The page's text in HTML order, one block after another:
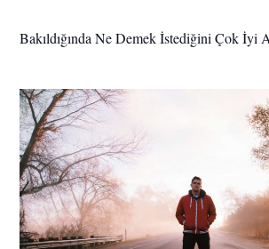
Bakıldığında Ne Demek İstediğini Çok İyi